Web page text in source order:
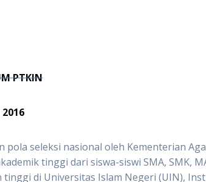
PTKIN
pola seleksi nasional oleh Kementerian
tinggi dari siswa-siswi SMA, SMK,
di Universitas Islam Negeri (UIN),